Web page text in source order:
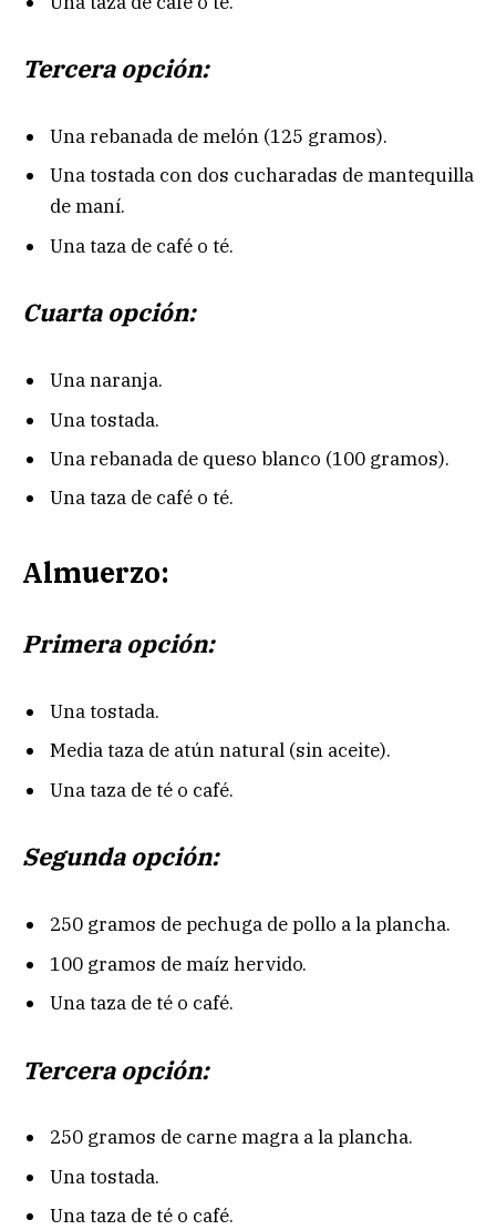
Tercera opción:
Una rebanada de melón (125 gramos).
Una tostada con dos cucharadas de mantequilla
de maní.
Una taza de café o té.
Cuarta opción:
Una naranja.
Una tostada.
Una rebanada de queso blanco (100 gramos).
Una taza de café o té.
Almuerzo:
Primera opción:
Una tostada.
Media taza de atún natural (sin aceite).
Una taza de té o café.
Segunda opción:
250 gramos de pechuga de pollo a la plancha.
100 gramos de maíz hervido.
Una taza de té o café.
Tercera opción:
250 gramos de carne magra a la plancha.
Una tostada.
Una taza de té o café.